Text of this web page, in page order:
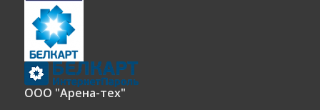
ООО "Арена-тех"